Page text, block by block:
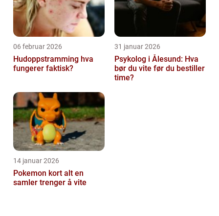
06 februar 2026
Hudoppstramming hva
fungerer faktisk?
31 januar 2026
Psykolog i Ålesund: Hva
bør du vite før du bestiller
time?
14 januar 2026
Pokemon kort alt en
samler trenger å vite